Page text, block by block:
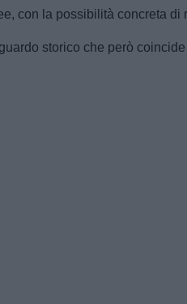
con la possibilità concreta di
storico che però